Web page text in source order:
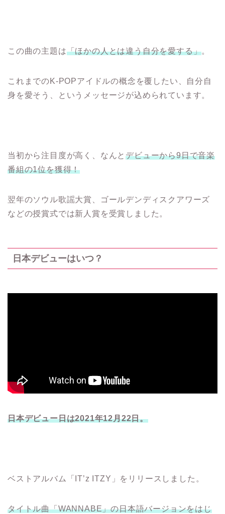
この曲の主題は「ほかの人とは違う自分を愛する」。
これまでのK-POPアイドルの概念を覆したい、自分自
身を愛そう、というメッセージが込められています。
当初から注目度が高く、なんとデビューから9日で音楽
番組の1位を獲得！
翌年のソウル歌謡大賞、ゴールデンディスクアワーズ
などの授賞式では新人賞を受賞しました。
日本デビューはいつ？
日本デビュー日は2021年12月22日。
ベストアルバム「IT’z ITZY」をリリースしました。
タイトル曲「WANNABE」の日本語バージョンをはじ